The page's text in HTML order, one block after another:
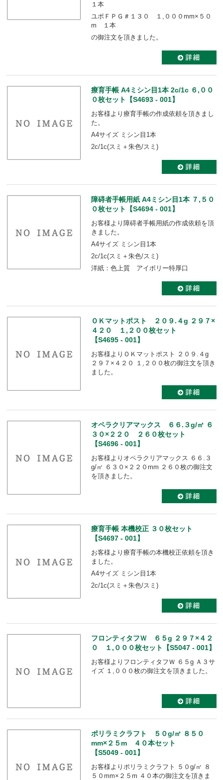
１本
ユポＦＰＧ＃１３０ １,０００mm×５０
m １本
の御注文を頂きました。
療育手帳 A4ミシン目1本 2c/1c ６,００
０枚セット【S4693 - 001】
お客様より療育手帳の作成依頼を頂きまし
た。
A4サイズ ミシン目1本
2c/1c(スミ＋朱色/スミ)
障碍者手帳用紙 A4ミシン目1本 ７,５０
０枚セット【S4694 - 001】
お客様より障碍者手帳用紙の作成依頼を頂
きました。
A4サイズ ミシン目1本
2c/1c(スミ＋朱色/スミ)
洋紙：色上質 アイボリー特厚口
ＯＫマットポスト ２０９.４g ２９７×
４２０ １,２００枚セット
【S4695 - 001】
お客様よりＯＫマットポスト ２０９.４g
２９７×４２０ １,２００枚の御注文を頂き
ました。
オペラクリアマックス ６６.３g/㎡ ６
３０×２２０ ２６０枚セット
【S4696 - 001】
お客様よりオペラクリアマックス ６６.３
g/㎡ ６３０×２２０mm ２６０枚の御注文
を頂きました。
療育手帳 本機校正 ３０枚セット
【S4697 - 001】
お客様より療育手帳の本機校正依頼を頂き
ました。
A4サイズ ミシン目1本
2c/1c(スミ＋朱色/スミ)
フロンティタフＷ ６５g ２９７×４２
０ １,０００枚セット【S5047 - 001】
お客様よりフロンティタフＷ ６５g Ａ３サ
イズ １,０００枚の御注文を頂きました。
ポリラミクラフト ５０g/㎡ ８５０
mm×２５m ４０本セット
【S5049 - 001】
お客様よりポリラミクラフト ５０g/㎡ ８
５０mm×２５m ４０本の御注文を頂きま